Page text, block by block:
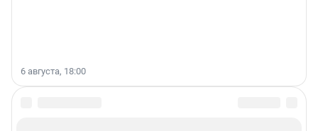
6 августа, 18:00